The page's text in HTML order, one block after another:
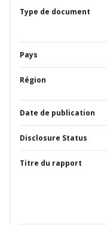
Type de document
Pays
Région
Date de publication
Disclosure Status
Titre du rapport